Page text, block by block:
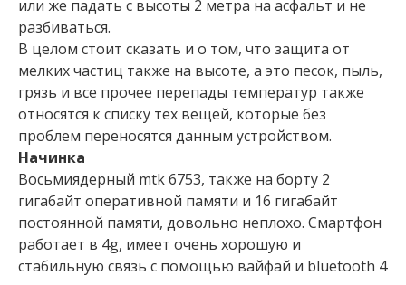
или же падать с высоты 2 метра на асфальт и не
разбиваться.
В целом стоит сказать и о том, что защита от
мелких частиц также на высоте, а это песок, пыль,
грязь и все прочее перепады температур также
относятся к списку тех вещей, которые без
проблем переносятся данным устройством.
Начинка
Восьмиядерный mtk 6753, также на борту 2
гигабайт оперативной памяти и 16 гигабайт
постоянной памяти, довольно неплохо. Смартфон
работает в 4g, имеет очень хорошую и
стабильную связь с помощью вайфай и bluetooth 4